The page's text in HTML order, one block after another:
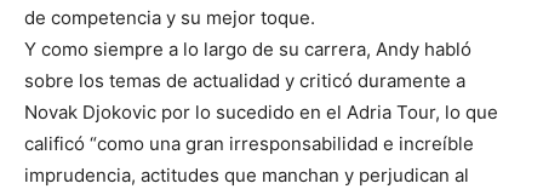
de competencia y su mejor toque.
Y como siempre a lo largo de su carrera, Andy habló
sobre los temas de actualidad y criticó duramente a
Novak Djokovic por lo sucedido en el Adria Tour, lo que
calificó “como una gran irresponsabilidad e increíble
imprudencia, actitudes que manchan y perjudican al